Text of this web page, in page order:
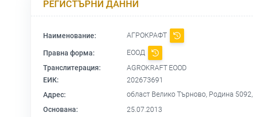
РЕГИСТЪРНИ ДАННИ
Наименование: АГРОКРАФТ
Правна форма:
ЕООД
Транслитерация:
AGROKRAFT EOOD
ЕИК:
202673691
Адрес:
област Велико Търново, Родина
Основана:
25.07.2013